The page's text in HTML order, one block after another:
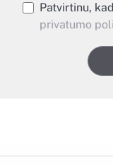
Patvirtinu,
privatumo